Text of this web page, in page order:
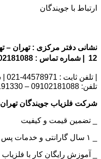
ارتباط با جویندگان
نشانی دفتر مرکزی : تهران –
12 | شماره تماس : 09102181088
| تلفن ثابت : 44578971-021 | ساعات تماس همه روزه 9 الی 18
تلفن: 09102181088 – 09102191330
شرکت فلزیاب جویندگان
_ تضمین قیمت و کیفیت
_ آموزش رایگان کار با